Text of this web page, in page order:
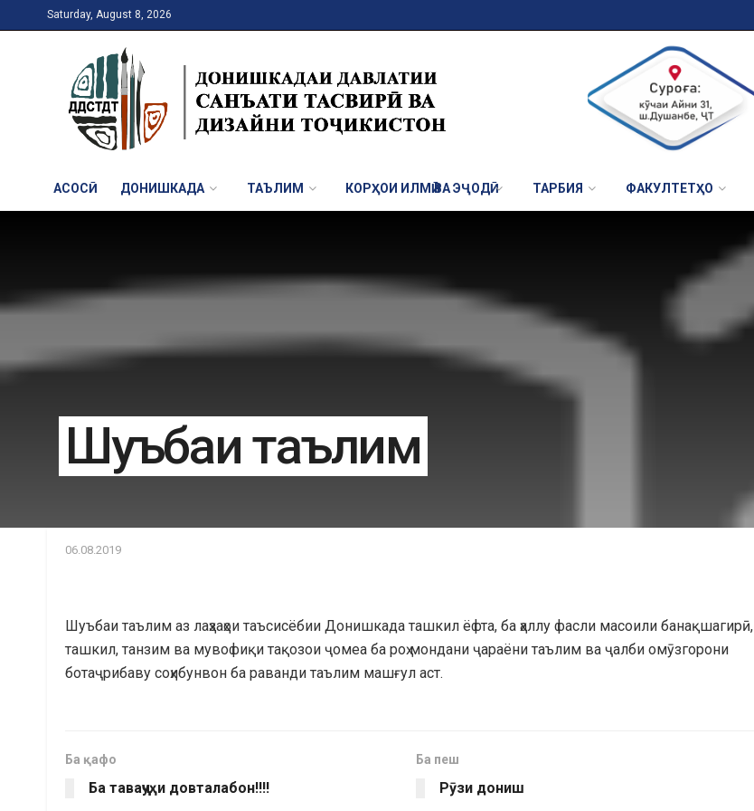
Saturday, August 8, 2026
АСОСӢ ДОНИШКАДА ТАЪЛИМ КОРҲОИ ИЛМӢ ВА ЭҶОДӢ ТАРБИЯ ФАКУЛТЕТҲО
Шуъбаи таълим
06.08.2019
Шуъбаи таълим аз лаҳзаҳои таъсисёбии Донишкада ташкил ёфта, ба ҳаллу фасли масоили банақшагирӣ,
ташкил, танзим ва мувофиқи тақозои ҷомеа ба роҳ мондани ҷараёни таълим ва ҷалби омӯзгорони
ботаҷрибаву соҳибунвон ба раванди таълим машғул аст.
Ба қафо
Ба таваҷҷуҳи довталабон!!!!
Ба пеш
Рӯзи дониш